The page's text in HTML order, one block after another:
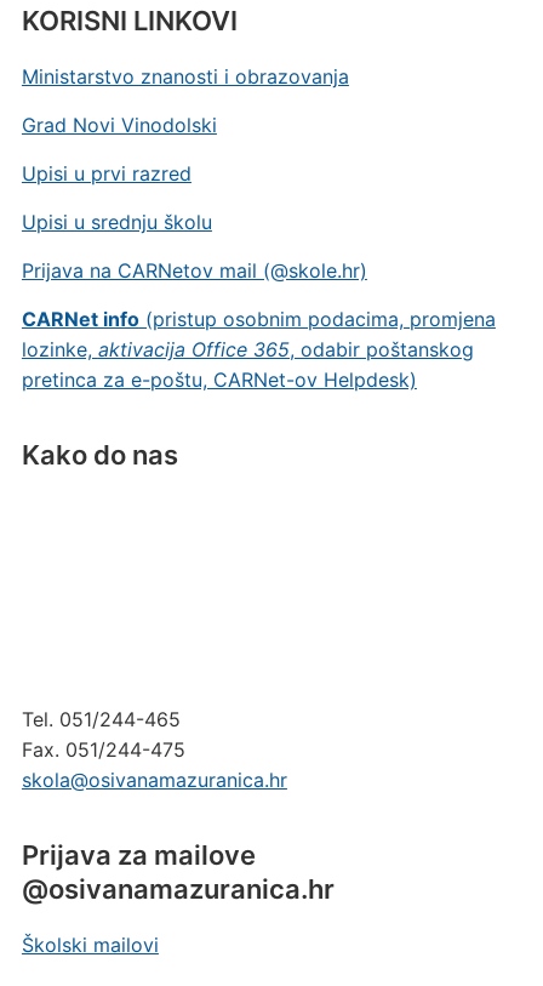
KORISNI LINKOVI
Ministarstvo znanosti i obrazovanja
Grad Novi Vinodolski
Upisi u prvi razred
Upisi u srednju školu
Prijava na CARNetov mail (@skole.hr)
CARNet info(pristup osobnim podacima, promjena
lozinke, aktivacija Office 365, odabir poštanskog
pretinca za e-poštu, CARNet-ov Helpdesk)
Kako do nas
Tel. 051/244-465
Fax. 051/244-475
skola@osivanamazuranica.hr
Prijava za mailove
@osivanamazuranica.hr
Školski mailovi